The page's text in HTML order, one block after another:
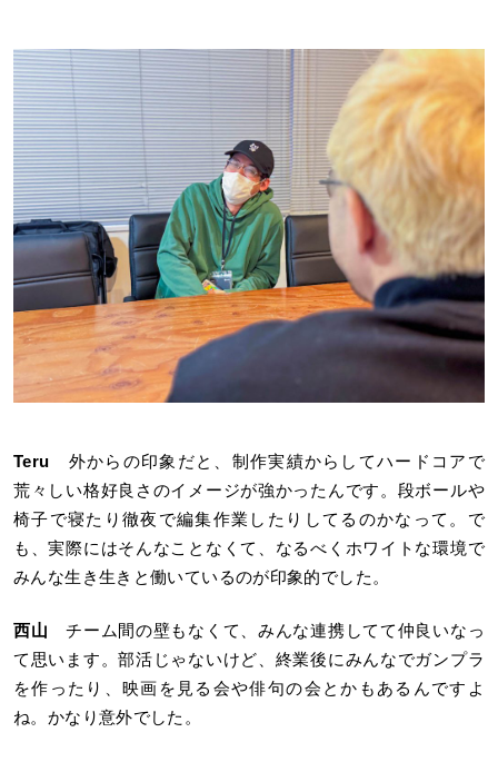
Teru 外からの印象だと、制作実績からしてハードコアで
荒々しい格好良さのイメージが強かったんです。段ボールや
椅子で寝たり徹夜で編集作業したりしてるのかなって。で
も、実際にはそんなことなくて、なるべくホワイトな環境で
みんな生き生きと働いているのが印象的でした。
西山 チーム間の壁もなくて、みんな連携してて仲良いなっ
て思います。部活じゃないけど、終業後にみんなでガンプラ
を作ったり、映画を見る会や俳句の会とかもあるんですよ
ね。かなり意外でした。